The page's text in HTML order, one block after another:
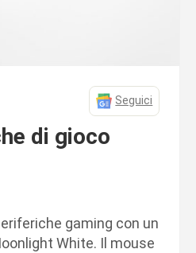
Seguici
di gioco
gaming con un
White. Il mouse